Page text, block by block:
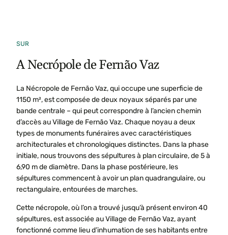
SUR
A Necrópole de Fernão Vaz
La Nécropole de Fernão Vaz, qui occupe une superficie de
1150 m², est composée de deux noyaux séparés par une
bande centrale – qui peut correspondre à l’ancien chemin
d’accès au Village de Fernão Vaz. Chaque noyau a deux
types de monuments funéraires avec caractéristiques
architecturales et chronologiques distinctes. Dans la phase
initiale, nous trouvons des sépultures à plan circulaire, de 5 à
6,90 m de diamètre. Dans la phase postérieure, les
sépultures commencent à avoir un plan quadrangulaire, ou
rectangulaire, entourées de marches.
Cette nécropole, où l’on a trouvé jusqu’à présent environ 40
sépultures, est associée au Village de Fernão Vaz, ayant
fonctionné comme lieu d’inhumation de ses habitants entre